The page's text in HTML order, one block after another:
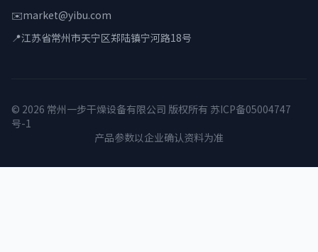
✉️market@yibu.com
📍江苏省常州市天宁区郑陆镇宁河路18号
© 2026 常州一步干燥设备有限公司 版权所有 苏ICP备05004747
号-1
产品参数以企业确认资料为准